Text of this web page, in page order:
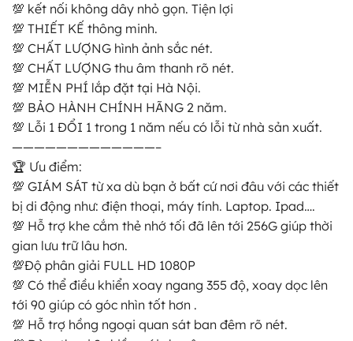
💯 kết nối không dây nhỏ gọn. Tiện lợi
💯 THIẾT KẾ thông minh.
💯 CHẤT LƯỢNG hình ảnh sắc nét.
💯 CHẤT LƯỢNG thu âm thanh rõ nét.
💯 MIỄN PHÍ lắp đặt tại Hà Nội.
💯 BẢO HÀNH CHÍNH HÃNG 2 năm.
💯 Lỗi 1 ĐỔI 1 trong 1 năm nếu có lỗi từ nhà sản xuất.
—————————————–
🏆 Ưu điểm:
💯 GIÁM SÁT từ xa dù bạn ở bất cứ nơi đâu với các thiết
bị di động như: điện thoại, máy tính. Laptop. Ipad….
💯 Hỗ trợ khe cắm thẻ nhớ tối đã lên tới 256G giúp thời
gian lưu trữ lâu hơn.
💯Độ phân giải FULL HD 1080P
💯 Có thể điều khiển xoay ngang 355 độ, xoay dọc lên
tới 90 giúp có góc nhìn tốt hơn .
💯 Hỗ trợ hồng ngoại quan sát ban đêm rõ nét.